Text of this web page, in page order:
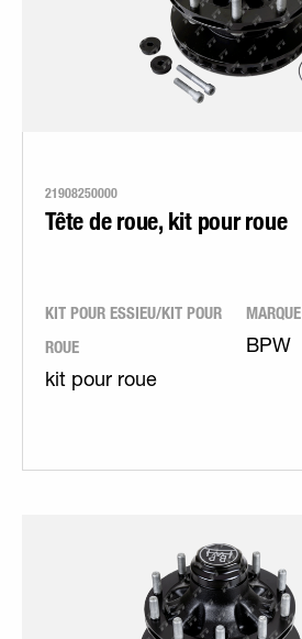
21908250000
Tête de roue, kit pour roue
KIT POUR ESSIEU/KIT POUR
ROUE
kit pour roue
MARQUE
BPW